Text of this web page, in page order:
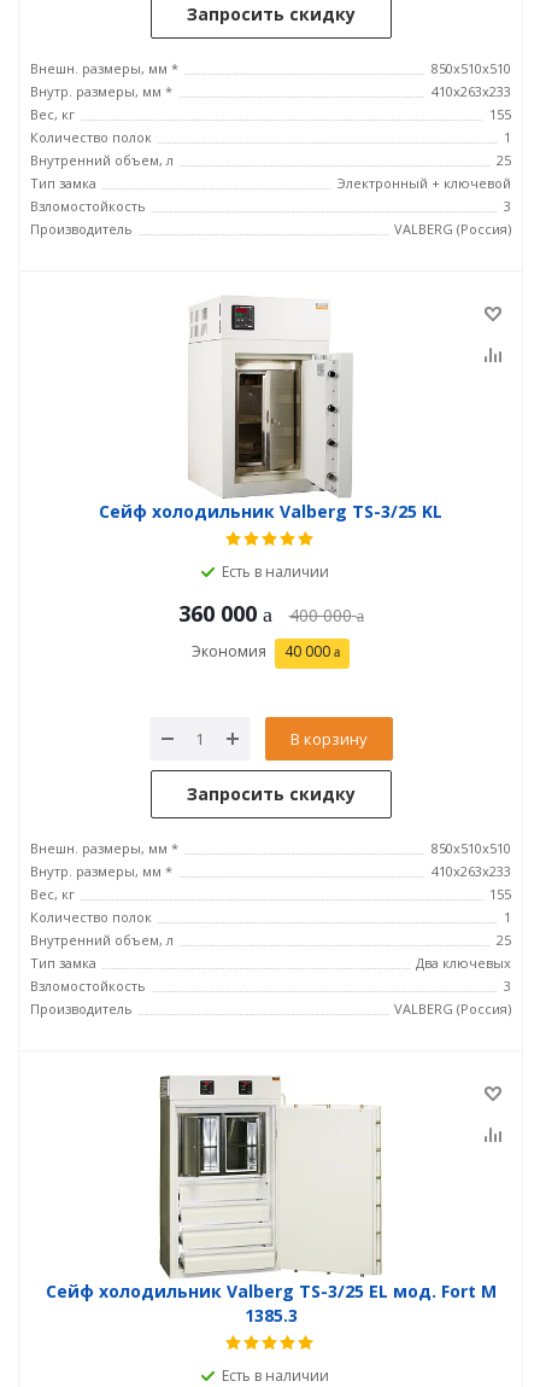
Запросить скидку
Внешн. размеры, мм *
850x510x510
Внутр. размеры, мм *
410x263x233
Вес, кг
155
Количество полок
1
Внутренний объем, л
25
Тип замка
Электронный + ключевой
Взломостойкость
3
Производитель
VALBERG (Россия)
Сейф холодильник Valberg TS-3/25 KL
Есть в наличии
360 000 400 000
Экономия 40 000
В корзину
Запросить скидку
Внешн. размеры, мм *
850x510x510
Внутр. размеры, мм *
410x263x233
Вес, кг
155
Количество полок
1
Внутренний объем, л
25
Тип замка
Два ключевых
Взломостойкость
3
Производитель
VALBERG (Россия)
Сейф холодильник Valberg TS-3/25 EL мод. Fort М
1385.3
Есть в наличии